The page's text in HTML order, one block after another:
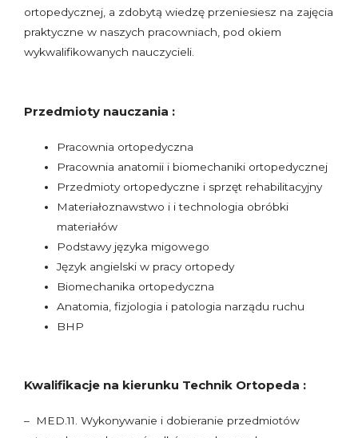
ortopedycznej, a zdobytą wiedzę przeniesiesz na zajęcia
praktyczne w naszych pracowniach, pod okiem
wykwalifikowanych nauczycieli.
Przedmioty nauczania :
Pracownia ortopedyczna
Pracownia anatomii i biomechaniki ortopedycznej
Przedmioty ortopedyczne i sprzęt rehabilitacyjny
Materiałoznawstwo i i technologia obróbki
materiałów
Podstawy języka migowego
Język angielski w pracy ortopedy
Biomechanika ortopedyczna
Anatomia, fizjologia i patologia narządu ruchu
BHP
Kwalifikacje na kierunku Technik Ortopeda :
– MED.11. Wykonywanie i dobieranie przedmiotów